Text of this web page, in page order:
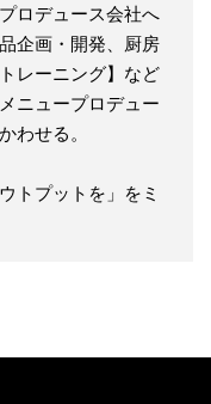
ロデュース会社へ
企画・開発、厨房
レーニング】など
ニュープロデュー
わせる。
トプットを」をミ